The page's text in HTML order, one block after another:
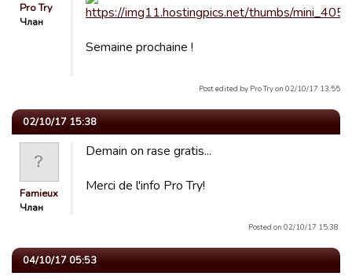
Pro Try
Члан
Semaine prochaine !
Post edited by Pro Try on 02/10/17 13:55
02/10/17 15:38
Famieux
Члан
Demain on rase gratis...
Merci de l'info Pro Try!
Posted on 02/10/17 15:38.
04/10/17 05:53